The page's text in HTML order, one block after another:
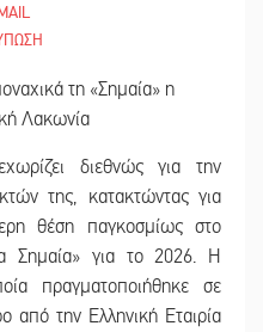
διεθνώς για την
της, κατακτώντας για
θέση παγκοσμίως στο
Σημαία» για το 2026. Η
πραγματοποιήθηκε σε
την Ελληνική Εταιρία